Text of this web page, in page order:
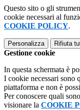
Questo sito o gli
cookie necessari al
COOKIE POLICY.
Personalizza Rifiuta
Gestione cookie
In questa schermata è
I cookie necessari sono
piattaforma e non è
Per conoscere quali
visionare la COOKIE